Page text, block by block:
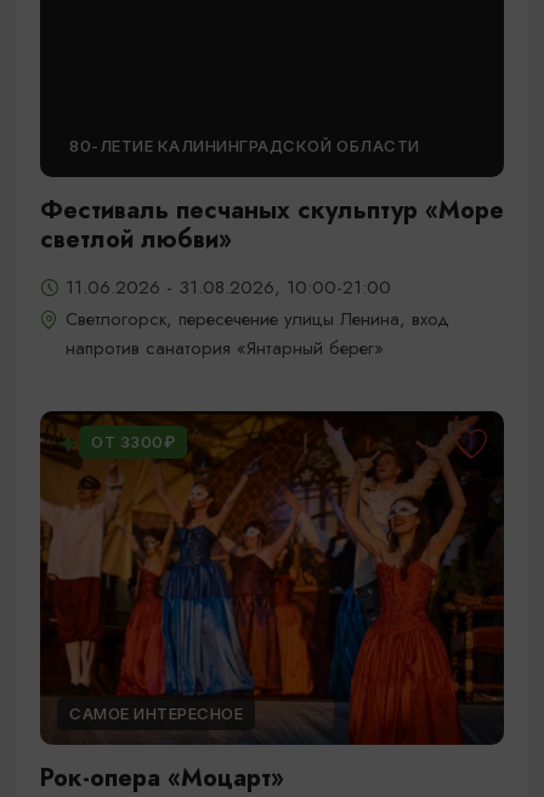
80-ЛЕТИЕ КАЛИНИНГРАДСКОЙ ОБЛАСТИ
Фестиваль песчаных скульптур «Море
светлой любви»
11.06.2026 - 31.08.2026, 10:00-21:00
Светлогорск, пересечение улицы Ленина, вход
напротив санатория «Янтарный берег»
ОТ 3300₽
САМОЕ ИНТЕРЕСНОЕ
Рок-опера «Моцарт»